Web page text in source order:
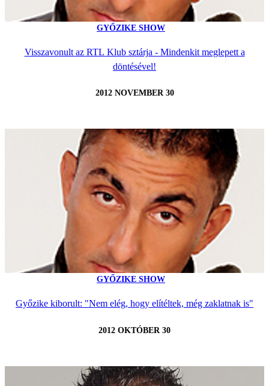
GYŐZIKE SHOW
Visszavonult az RTL Klub sztárja - Mindenkit meglepett a
döntésével!
2012 NOVEMBER 30
GYŐZIKE SHOW
Győzike kiborult: "Nem elég, hogy elítéltek, még zaklatnak is"
2012 OKTÓBER 30